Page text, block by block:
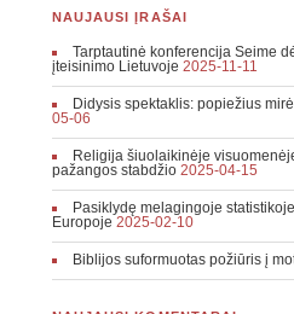
NAUJAUSI ĮRAŠAI
Tarptautinė konferencija Seime
įteisinimo Lietuvoje 2025-11-11
Didysis spektaklis: popiežius
05-06
Religija šiuolaikinėje
pažangos stabdžio 2025-04-15
Pasiklydę melagingoje
Europoje 2025-02-10
Biblijos suformuotas požiūris į